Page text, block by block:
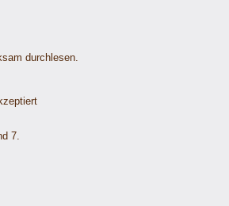
durchlesen.
7.